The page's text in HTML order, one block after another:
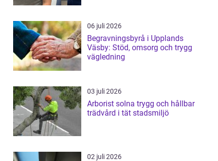
06 juli 2026
Begravningsbyrå i Upplands
Väsby: Stöd, omsorg och trygg
vägledning
03 juli 2026
Arborist solna trygg och hållbar
trädvård i tät stadsmiljö
02 juli 2026